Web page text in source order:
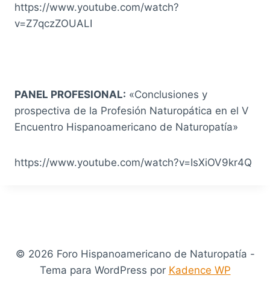
https://www.youtube.com/watch?
v=Z7qczZOUALI
PANEL PROFESIONAL: «Conclusiones y
prospectiva de la Profesión Naturopática en el V
Encuentro Hispanoamericano de Naturopatía»
https://www.youtube.com/watch?v=IsXiOV9kr4Q
© 2026 Foro Hispanoamericano de Naturopatía -
Tema para WordPress por Kadence WP